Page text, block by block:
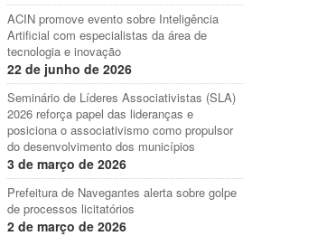
ACIN promove evento sobre Inteligência
Artificial com especialistas da área de
tecnologia e inovação
22 de junho de 2026
Seminário de Líderes Associativistas (SLA)
2026 reforça papel das lideranças e
posiciona o associativismo como propulsor
do desenvolvimento dos municípios
3 de março de 2026
Prefeitura de Navegantes alerta sobre golpe
de processos licitatórios
2 de março de 2026